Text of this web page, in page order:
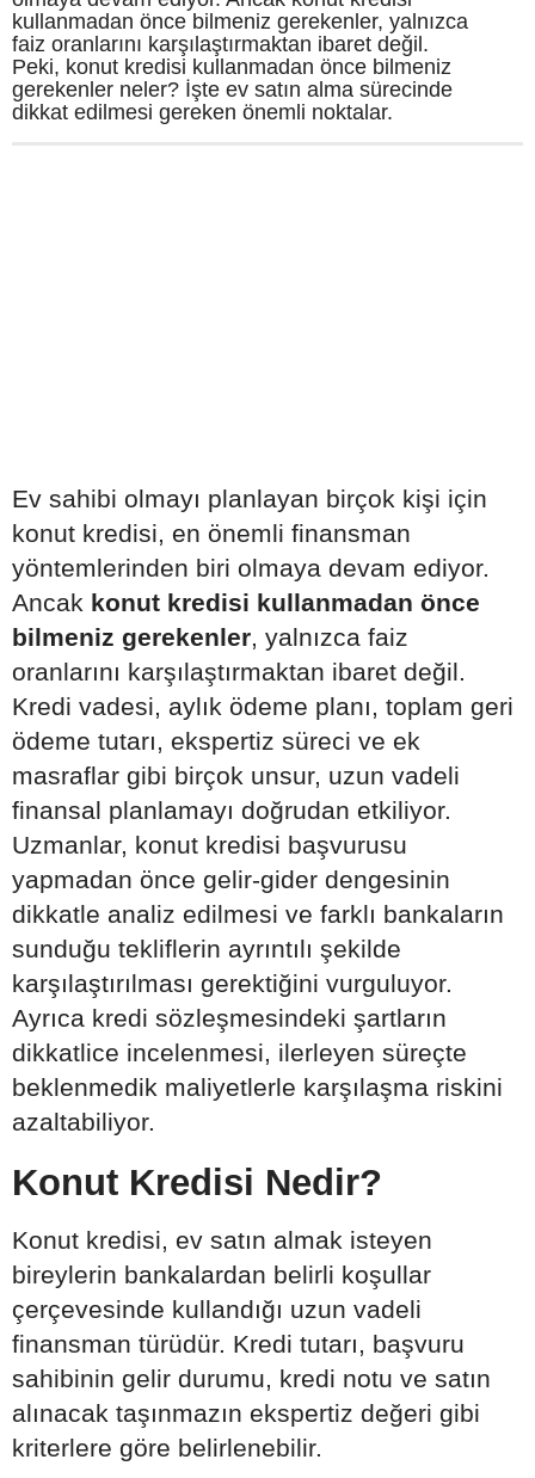
kullanmadan önce bilmeniz gerekenler, yalnızca
faiz oranlarını karşılaştırmaktan ibaret değil.
Peki, konut kredisi kullanmadan önce bilmeniz
gerekenler neler? İşte ev satın alma sürecinde
dikkat edilmesi gereken önemli noktalar.
Ev sahibi olmayı planlayan birçok kişi için
konut kredisi, en önemli finansman
yöntemlerinden biri olmaya devam ediyor.
Ancak konut kredisi kullanmadan önce
bilmeniz gerekenler, yalnızca faiz
oranlarını karşılaştırmaktan ibaret değil.
Kredi vadesi, aylık ödeme planı, toplam geri
ödeme tutarı, ekspertiz süreci ve ek
masraflar gibi birçok unsur, uzun vadeli
finansal planlamayı doğrudan etkiliyor.
Uzmanlar, konut kredisi başvurusu
yapmadan önce gelir-gider dengesinin
dikkatle analiz edilmesi ve farklı bankaların
sunduğu tekliflerin ayrıntılı şekilde
karşılaştırılması gerektiğini vurguluyor.
Ayrıca kredi sözleşmesindeki şartların
dikkatlice incelenmesi, ilerleyen süreçte
beklenmedik maliyetlerle karşılaşma riskini
azaltabiliyor.
Konut Kredisi Nedir?
Konut kredisi, ev satın almak isteyen
bireylerin bankalardan belirli koşullar
çerçevesinde kullandığı uzun vadeli
finansman türüdür. Kredi tutarı, başvuru
sahibinin gelir durumu, kredi notu ve satın
alınacak taşınmazın ekspertiz değeri gibi
kriterlere göre belirlenebilir.